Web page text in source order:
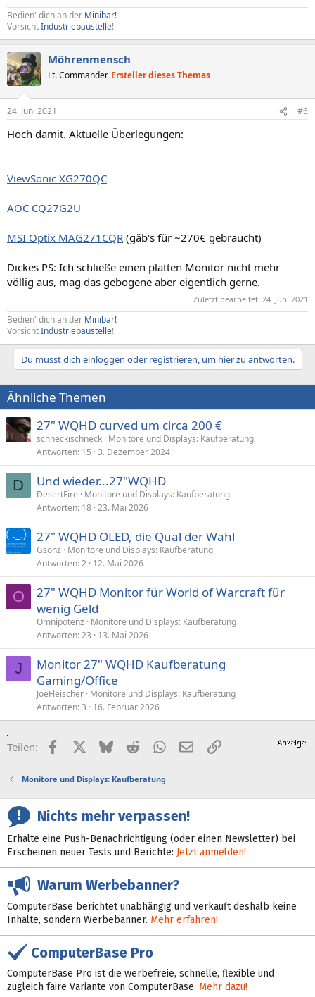
Bedien' dich an der Minibar!
VorsichtIndustriebaustelle!
Möhrenmensch
Lt. Commander Ersteller dieses Themas
24. Juni 2021 #6
Hoch damit. Aktuelle Überlegungen:
ViewSonic XG270QC
AOC CQ27G2U
MSI Optix MAG271CQR (gäb's für ~270€ gebraucht)
Dickes PS: Ich schließe einen platten Monitor nicht mehr
völlig aus, mag das gebogene aber eigentlich gerne.
Zuletzt bearbeitet: 24. Juni 2021
Bedien' dich an der Minibar!
VorsichtIndustriebaustelle!
Du musst dich einloggen oder registrieren, um hier zu antworten.
Ähnliche Themen
27" WQHD curved um circa 200 €
schneckischneck Monitore und Displays: Kaufberatung
Antworten 15 3. Dezember 2024
D Und wieder...27"WQHD
DesertFire
Monitore und Displays: Kaufberatung
Antworten 18 23. Mai 2026
27" WQHD OLED, die Qual der Wahl
Gsonz
Monitore und Displays: Kaufberatung
Antworten 2 12. Mai 2026
O
27" WQHD Monitor für World of Warcraft für
wenig Geld
Omnipotenz
Monitore und Displays: Kaufberatung
Antworten 23 13. Mai 2026
J
Monitor 27" WQHD Kaufberatung
Gaming/Office
JoeFleischer Monitore und Displays: Kaufberatung
Antworten 3 16. Februar 2026
Teilen: FacebookX (Twitter)
BlueskyRedditWhatsApp
E-MailLink
Monitore und Displays: Kaufberatung
Nichts mehr verpassen!
Erhalte eine Push-Benachrichtigung (oder einen Newsletter) bei
Erscheinen neuer Tests und Berichte: Jetzt anmelden!
Warum Werbebanner?
ComputerBase berichtet unabhängig und verkauft deshalb keine
Inhalte, sondern Werbebanner. Mehr erfahren!
ComputerBase Pro
ComputerBase Pro ist die werbefreie, schnelle, flexible und
zugleich faire Variante von ComputerBase. Mehr dazu!